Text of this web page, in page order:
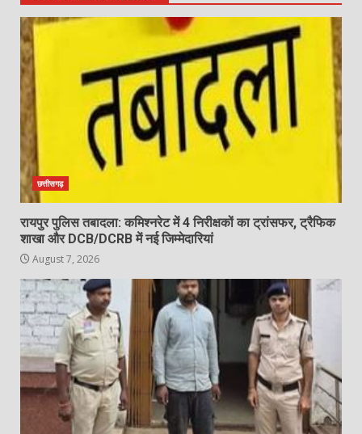
छत्तीसगढ़
रायपुर पुलिस तबादला: कमिश्नरेट में 4 निरीक्षकों का ट्रांसफर, ट्रैफिक
शाखा और DCB/DCRB में नई जिम्मेदारियां
August 7, 2026